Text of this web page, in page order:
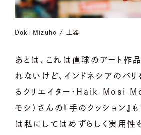
Doki Mizuho / 土器
あとは、これは直球のアート作
れないけど、インドネシアのバ
るクリエイター・Haik Mosi
モシ）さんの『手のクッション』
は私にしてはめずらしく実用性